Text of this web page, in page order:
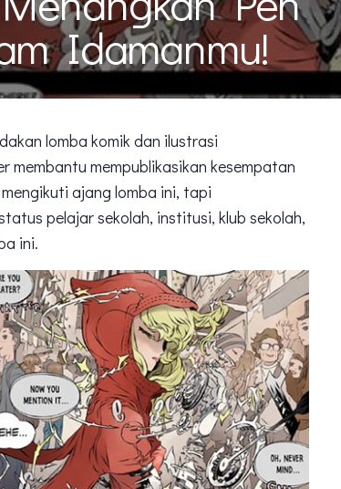
Idamanmu!
lomba komik dan ilustrasi
mempublikasikan kesempatan
ajang lomba ini, tapi
pelajar sekolah, institusi, klub sekolah,
ini.